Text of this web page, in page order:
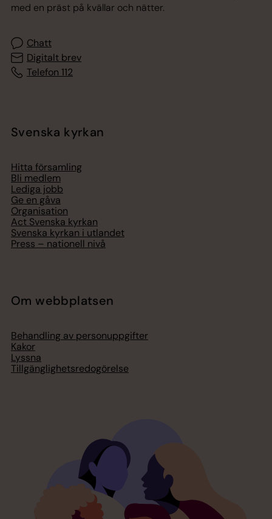
med en präst på kvällar och nätter.
Chatt
Digitalt brev
Telefon 112
Svenska kyrkan
Hitta församling
Bli medlem
Lediga jobb
Ge en gåva
Organisation
Act Svenska kyrkan
Svenska kyrkan i utlandet
Press – nationell nivå
Om webbplatsen
Behandling av personuppgifter
Kakor
Lyssna
Tillgänglighetsredogörelse